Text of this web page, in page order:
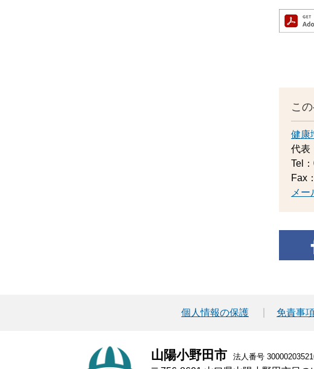
こ
健康
代表
Tel
Fax
メ
個人情報の保護 免責事
山陽小野田市 法人番号